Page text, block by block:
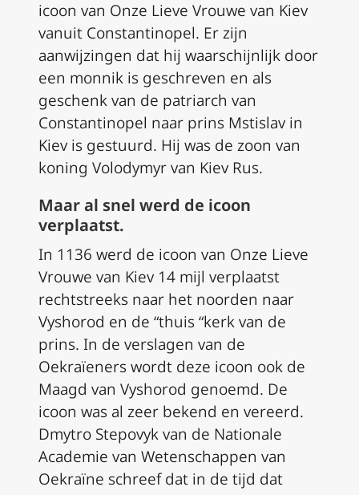
icoon van Onze Lieve Vrouwe van Kiev
vanuit Constantinopel. Er zijn
aanwijzingen dat hij waarschijnlijk door
een monnik is geschreven en als
geschenk van de patriarch van
Constantinopel naar prins Mstislav in
Kiev is gestuurd. Hij was de zoon van
koning Volodymyr van Kiev Rus.
Maar al snel werd de icoon
verplaatst.
In 1136 werd de icoon van Onze Lieve
Vrouwe van Kiev 14 mijl verplaatst
rechtstreeks naar het noorden naar
Vyshorod en de “thuis “kerk van de
prins. In de verslagen van de
Oekraïeners wordt deze icoon ook de
Maagd van Vyshorod genoemd. De
icoon was al zeer bekend en vereerd.
Dmytro Stepovyk van de Nationale
Academie van Wetenschappen van
Oekraïne schreef dat in de tijd dat